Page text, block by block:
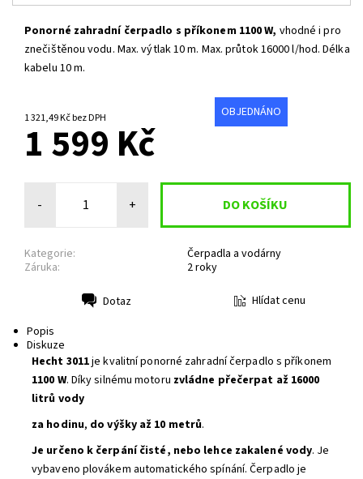
Ponorné zahradní čerpadlo s příkonem 1100 W, vhodné i pro
znečištěnou vodu. Max. výtlak 10 m. Max. průtok 16000 l/hod. Délka
kabelu 10 m.
1 321,49 Kč bez DPH OBJEDNÁNO
1 599 Kč
- +
Kategorie:
Čerpadla a vodárny
Záruka:
2 roky
Dotaz
Hlídat cenu
Popis
Diskuze
Hecht 3011je kvalitní ponorné zahradní čerpadlo s příkonem
1100 W. Díky silnému motoru zvládne přečerpat až 16000
litrů vody
za hodinu, do výšky až 10 metrů.
Je určeno k čerpání čisté, nebo lehce zakalené vody. Je
vybaveno plovákem automatického spínání. Čerpadlo je